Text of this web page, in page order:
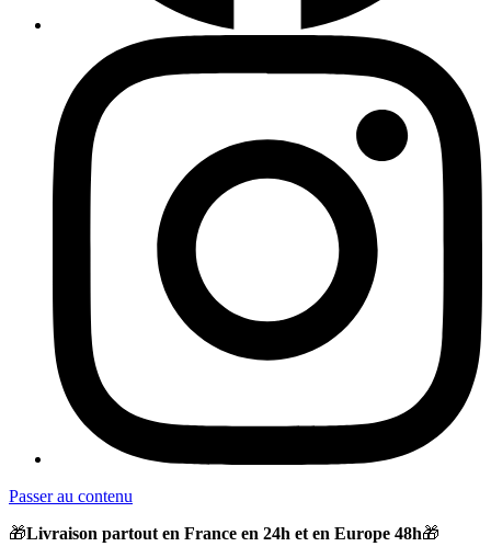
Passer au contenu
🎁Livraison partout en France en 24h et en Europe 48h🎁